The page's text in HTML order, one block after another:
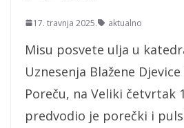
17. travnja 2025. aktualno
Misu posvete ulja u
Uznesenja Blažene
Poreču, na Veliki četvrtak
predvodio je porečki i